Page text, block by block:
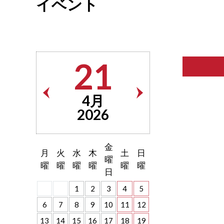
イベント
21
4月
2026
月
曜
火
曜
水
曜
木
曜
金
曜
日
土
曜
日
曜
1 2 3 4
5
6
7 8 9 10 11
12
13
14 15 16 17 18
19